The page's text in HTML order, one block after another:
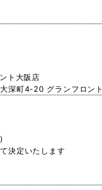
ト大阪店
大深町4-20 グランフロ
決定いたします